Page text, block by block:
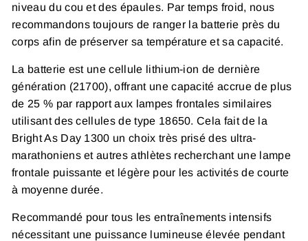
niveau du cou et des épaules. Par temps froid, nous
recommandons toujours de ranger la batterie près du
corps afin de préserver sa température et sa capacité.
La batterie est une cellule lithium-ion de dernière
génération (21700), offrant une capacité accrue de plus
de 25 % par rapport aux lampes frontales similaires
utilisant des cellules de type 18650. Cela fait de la
Bright As Day 1300 un choix très prisé des ultra-
marathoniens et autres athlètes recherchant une lampe
frontale puissante et légère pour les activités de courte
à moyenne durée.
Recommandé pour tous les entraînements intensifs
nécessitant une puissance lumineuse élevée pendant